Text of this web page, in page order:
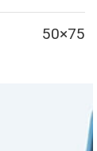
50×75